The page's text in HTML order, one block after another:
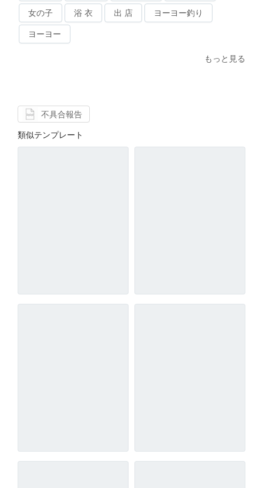
女の子 浴 衣 出 店 ヨーヨー釣り
ヨーヨー
もっと見る
不具合報告
類似テンプレート